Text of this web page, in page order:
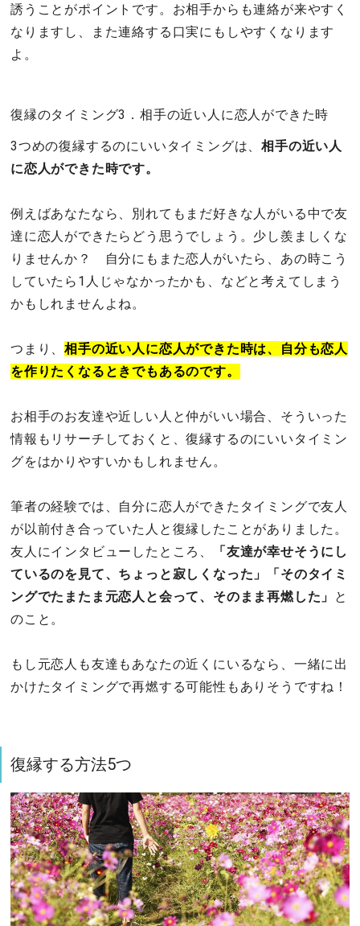
誘うことがポイントです。お相手からも連絡が来やすく
なりますし、また連絡する口実にもしやすくなります
よ。
復縁のタイミング3．相手の近い人に恋人ができた時
3つめの復縁するのにいいタイミングは、相手の近い人
に恋人ができた時です。
例えばあなたなら、別れてもまだ好きな人がいる中で友
達に恋人ができたらどう思うでしょう。少し羨ましくな
りませんか？ 自分にもまた恋人がいたら、あの時こう
していたら1人じゃなかったかも、などと考えてしまう
かもしれませんよね。
つまり、相手の近い人に恋人ができた時は、自分も恋人
を作りたくなるときでもあるのです。
お相手のお友達や近しい人と仲がいい場合、そういった
情報もリサーチしておくと、復縁するのにいいタイミン
グをはかりやすいかもしれません。
筆者の経験では、自分に恋人ができたタイミングで友人
が以前付き合っていた人と復縁したことがありました。
友人にインタビューしたところ、
「友達が幸せそうにし
ているのを見て、ちょっと寂しくなった」「そのタイミ
ングでたまたま元恋人と会って、そのまま再燃した」 と
のこと。
もし元恋人も友達もあなたの近くにいるなら、一緒に出
かけたタイミングで再燃する可能性もありそうですね！
復縁する方法5つ